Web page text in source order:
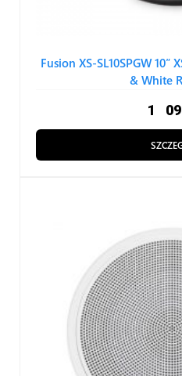
Fusion XS-SL10SPGW 10″
& White